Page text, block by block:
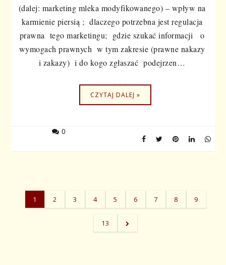
(dalej: marketing mleka modyfikowanego) – wpływ na
karmienie piersią ; dlaczego potrzebna jest regulacja
prawna tego marketingu; gdzie szukać informacji o
wymogach prawnych w tym zakresie (prawne nakazy
i zakazy) i do kogo zgłaszać podejrzen…
CZYTAJ DALEJ »
0
1 2 3 4 5 6 7 8 9
13